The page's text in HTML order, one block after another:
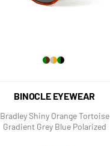
BINOCLE EYEWEAR
Bradley Shiny Orange Tortoise
Gradient Grey Blue Polarized